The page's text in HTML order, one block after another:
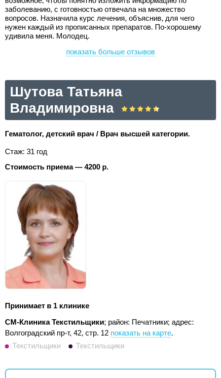
заболеванию, с готовностью отвечала на множество
вопросов. Назначила курс лечения, объяснив, для чего
нужен каждый из прописанных препаратов. По-хорошему
удивила меня. Молодец.
показать больше отзывов
Шутова Татьяна
Владимировна
Гематолог, детский врач / Врач высшей категории.
Стаж: 31 год
Стоимость приема — 4200 р.
Принимает в 1 клинике
СМ-Клиника Текстильщики; район: Печатники; адрес:
Волгоградский пр-т, 42, стр. 12 показать на карте.
Текстильщики
Текстильщики